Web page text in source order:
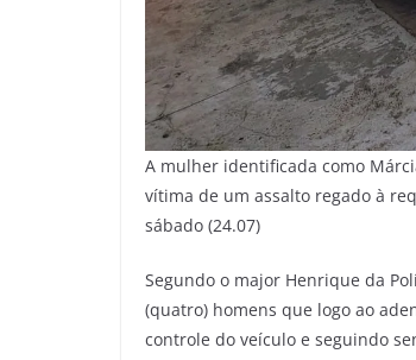
A mulher identificada como
vítima de um assalto regado à
sábado (24.07)
Segundo o major Henrique da
(quatro) homens que logo ao
controle do veículo e seguindo